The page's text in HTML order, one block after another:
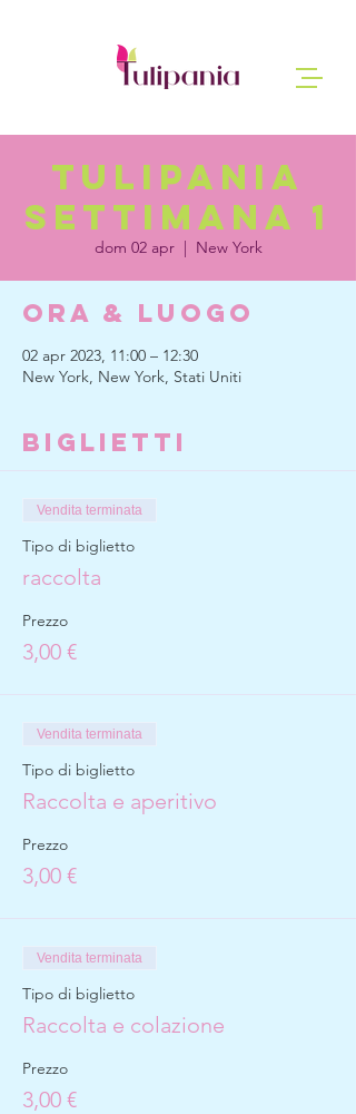
tulipania
settimana 1
dom 02 apr
  |
New York
Ora & Luogo
02 apr 2023, 11:00 – 12:30
New York, New York, Stati Uniti
Biglietti
Vendita terminata
Tipo di biglietto
raccolta
Prezzo
3,00 €
Vendita terminata
Tipo di biglietto
Raccolta e aperitivo
Prezzo
3,00 €
Vendita terminata
Tipo di biglietto
Raccolta e colazione
Prezzo
3,00 €